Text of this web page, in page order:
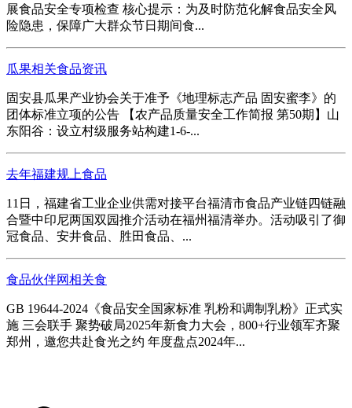
展食品安全专项检查 核心提示：为及时防范化解食品安全风
险隐患，保障广大群众节日期间食...
瓜果相关食品资讯
固安县瓜果产业协会关于准予《地理标志产品 固安蜜李》的
团体标准立项的公告 【农产品质量安全工作简报 第50期】山
东阳谷：设立村级服务站构建1-6-...
去年福建规上食品
11日，福建省工业企业供需对接平台福清市食品产业链四链融
合暨中印尼两国双园推介活动在福州福清举办。活动吸引了御
冠食品、安井食品、胜田食品、...
食品伙伴网相关食
GB 19644-2024《食品安全国家标准 乳粉和调制乳粉》正式实
施 三会联手 聚势破局2025年新食力大会，800+行业领军齐聚
郑州，邀您共赴食光之约 年度盘点2024年...